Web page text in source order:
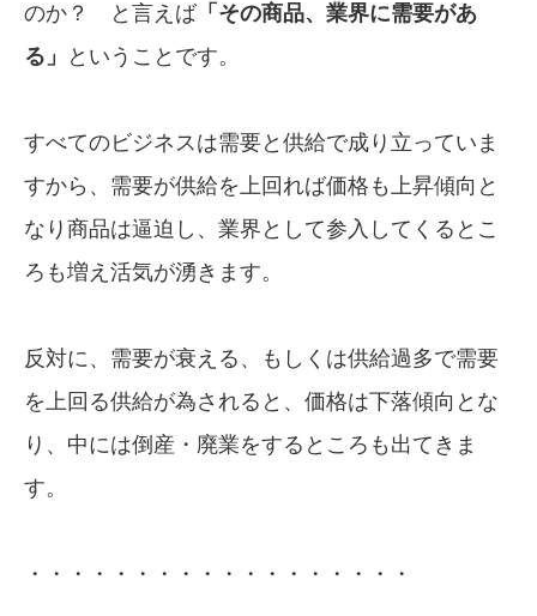
のか？ と言えば「その商品、業界に需要があ
る」
ということです。
すべてのビジネスは需要と供給で成り立っていま
すから、需要が供給を上回れば価格も上昇傾向と
なり商品は逼迫し、業界として参入してくるとこ
ろも増え活気が湧きます。
反対に、需要が衰える、もしくは供給過多で需要
を上回る供給が為されると、価格は下落傾向とな
り、中には倒産・廃業をするところも出てきま
す。
・・・・・・・・・・・・・・・・・・